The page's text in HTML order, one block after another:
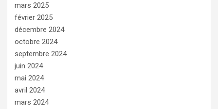
mars 2025
février 2025
décembre 2024
octobre 2024
septembre 2024
juin 2024
mai 2024
avril 2024
mars 2024